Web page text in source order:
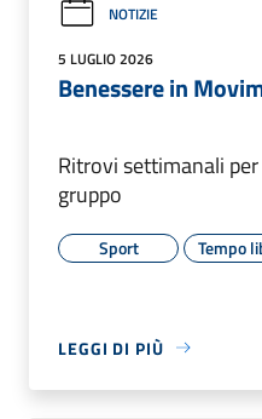
NOTIZIE
5 LUGLIO 2026
Benessere in
Ritrovi settimanali
gruppo
Sport Tempo
LEGGI DI PIÙ